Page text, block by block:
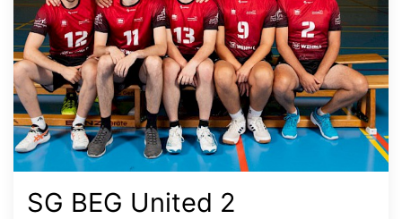
SG BEG United 2